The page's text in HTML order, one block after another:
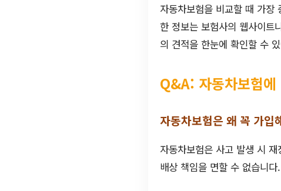
자동차보험을 비교할 때 가장
한 정보는 보험사의 웹사이트
의 견적을 한눈에 확인할 수
Q&A: 자동차보험
자동차보험은 왜 꼭 가입
자동차보험은 사고 발생 시
배상 책임을 면할 수 없습니다.